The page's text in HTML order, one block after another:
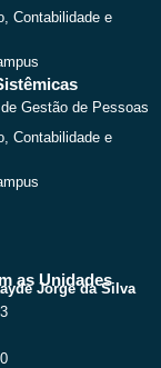
Contabilidade e
Gestão de Pessoas
Contabilidade e
as Unidades
Jorge da Silva